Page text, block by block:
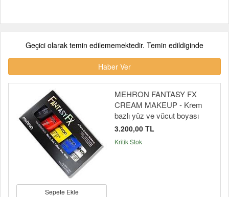
Geçici olarak temin edilememektedir. Temin edildiginde
Haber Ver
Sepete Ekle
MEHRON FANTASY FX
CREAM MAKEUP - Krem
bazlı yüz ve vücut boyası
3.200,00 TL
Kritik Stok